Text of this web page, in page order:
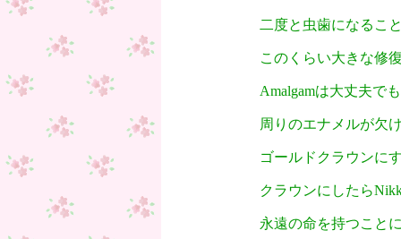
二度と虫歯になるこ
このくらい大きな修
Amalgamは大丈夫で
周りのエナメルが欠
ゴールドクラウンに
クラウンにしたら
永遠の命を持つこと